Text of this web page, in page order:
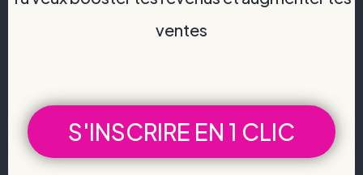
ventes
S'INSCRIRE EN 1 CLIC